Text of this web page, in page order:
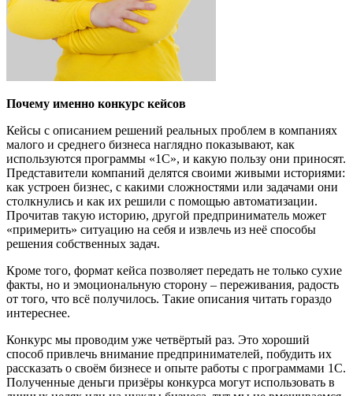
Почему именно конкурс кейсов
Кейсы с описанием решений реальных проблем в компаниях
малого и среднего бизнеса наглядно показывают, как
используются программы «1С», и какую пользу они приносят.
Представители компаний делятся своими живыми историями:
как устроен бизнес, с какими сложностями или задачами они
столкнулись и как их решили с помощью автоматизации.
Прочитав такую историю, другой предприниматель может
«примерить» ситуацию на себя и извлечь из неё способы
решения собственных задач.
Кроме того, формат кейса позволяет передать не только сухие
факты, но и эмоциональную сторону – переживания, радость
от того, что всё получилось. Такие описания читать гораздо
интереснее.
Конкурс мы проводим уже четвёртый раз. Это хороший
способ привлечь внимание предпринимателей, побудить их
рассказать о своём бизнесе и опыте работы с программами 1С.
Полученные деньги призёры конкурса могут использовать в